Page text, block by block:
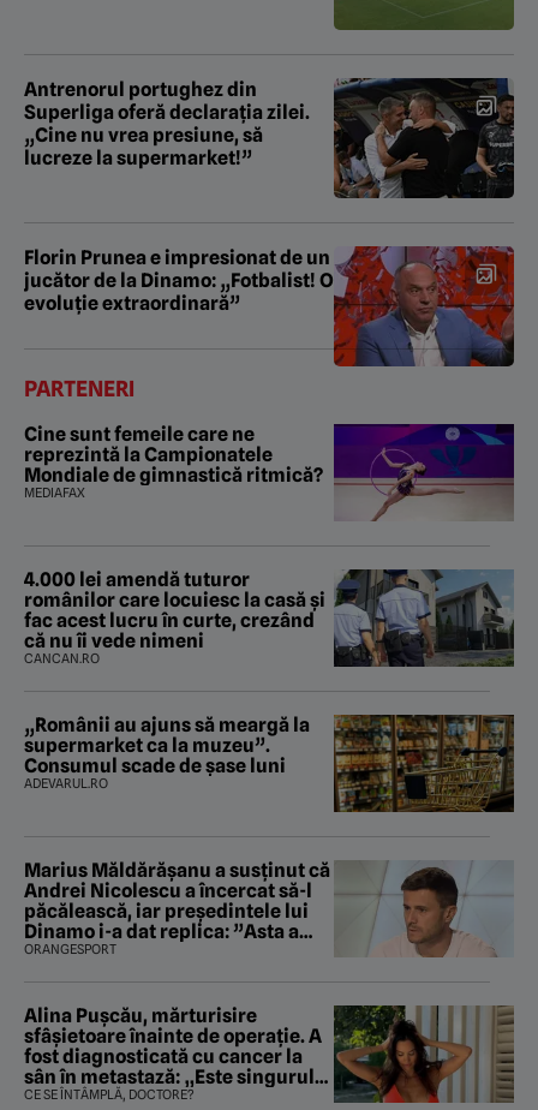
Antrenorul portughez din
Superliga oferă declarația zilei.
„Cine nu vrea presiune, să
lucreze la supermarket!”
Florin Prunea e impresionat de un
jucător de la Dinamo: „Fotbalist! O
evoluție extraordinară”
PARTENERI
Cine sunt femeile care ne
reprezintă la Campionatele
Mondiale de gimnastică ritmică?
MEDIAFAX
4.000 lei amendă tuturor
românilor care locuiesc la casă și
fac acest lucru în curte, crezând
că nu îi vede nimeni
CANCAN.RO
„Românii au ajuns să meargă la
supermarket ca la muzeu”.
Consumul scade de șase luni
ADEVARUL.RO
Marius Măldărăşanu a susţinut că
Andrei Nicolescu a încercat să-l
păcălească, iar preşedintele lui
Dinamo i-a dat replica: ”Asta a
fost istoria”
ORANGESPORT
Alina Pușcău, mărturisire
sfâșietoare înainte de operație. A
fost diagnosticată cu cancer la
sân în metastază: „Este singurul
tratament care o să mă ajute să
CE SE ÎNTÂMPLĂ, DOCTORE?